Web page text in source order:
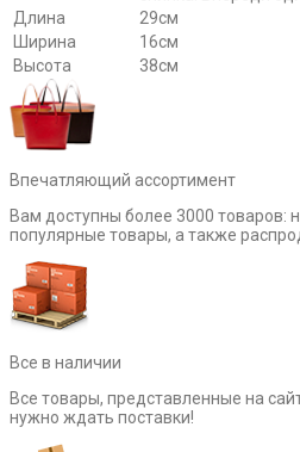
Длина
29см
Ширина
16см
Высота
38см
Впечатляющий ассортимент
Вам доступны более 3000 товаров:
популярные товары, а также
Все в наличии
Все товары, представленные на
нужно ждать поставки!